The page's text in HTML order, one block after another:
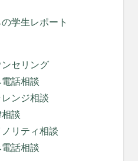
学生レポート
セリング
話相談
ンジ相談
談
リティ相談
話相談